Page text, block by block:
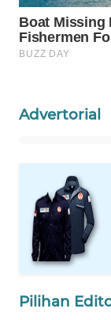
Advertorial
Pilihan
TRAVEL
WAHANA
WAHANANEWS
WAHANANEWS
CO ID
WAHANANEWS
NET
WAHANA
SPORT